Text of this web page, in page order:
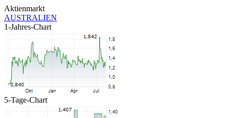
Aktienmarkt
AUSTRALIEN
1-Jahres-Chart
5-Tage-Chart